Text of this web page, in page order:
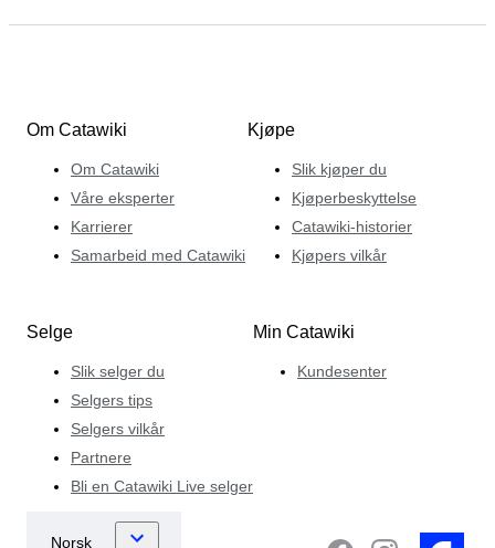
Om Catawiki
Om Catawiki
Våre eksperter
Karrierer
Samarbeid med Catawiki
Kjøpe
Slik kjøper du
Kjøperbeskyttelse
Catawiki-historier
Kjøpers vilkår
Selge
Slik selger du
Selgers tips
Selgers vilkår
Partnere
Bli en Catawiki Live selger
Min Catawiki
Kundesenter